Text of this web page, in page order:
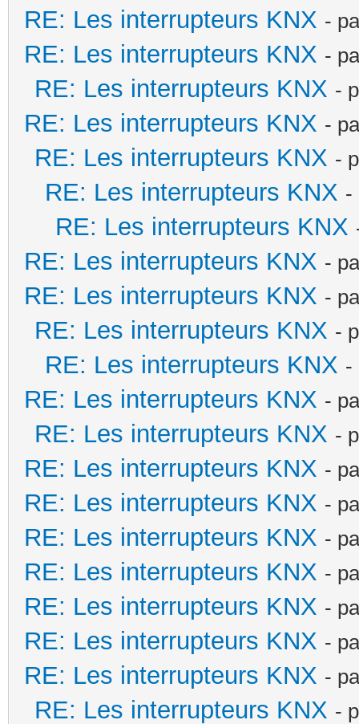
RE: Les interrupteurs KNX -
RE: Les interrupteurs KNX -
RE: Les interrupteurs KNX -
RE: Les interrupteurs KNX -
RE: Les interrupteurs KNX -
RE: Les interrupteurs KNX -
RE: Les interrupteurs KNX
RE: Les interrupteurs KNX -
RE: Les interrupteurs KNX -
RE: Les interrupteurs KNX -
RE: Les interrupteurs KNX -
RE: Les interrupteurs KNX -
RE: Les interrupteurs KNX -
RE: Les interrupteurs KNX -
RE: Les interrupteurs KNX -
RE: Les interrupteurs KNX -
RE: Les interrupteurs KNX -
RE: Les interrupteurs KNX -
RE: Les interrupteurs KNX -
RE: Les interrupteurs KNX -
RE: Les interrupteurs KNX -